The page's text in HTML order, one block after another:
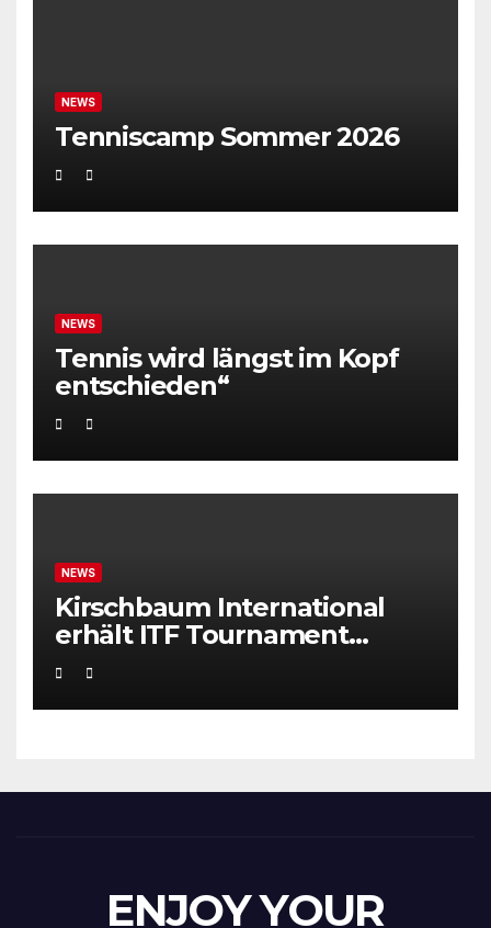
NEWS
Tenniscamp Sommer 2026
NEWS
Tennis wird längst im Kopf
entschieden“
NEWS
Kirschbaum International
erhält ITF Tournament
Recognition Award 2025
ENJOY YOUR